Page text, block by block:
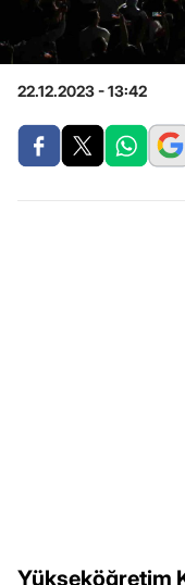
22.12.2023 - 13:42
Yükseköğretim